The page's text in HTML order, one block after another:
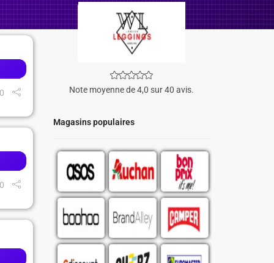
Note moyenne de 4,0 sur 40 avis.
Magasins populaires